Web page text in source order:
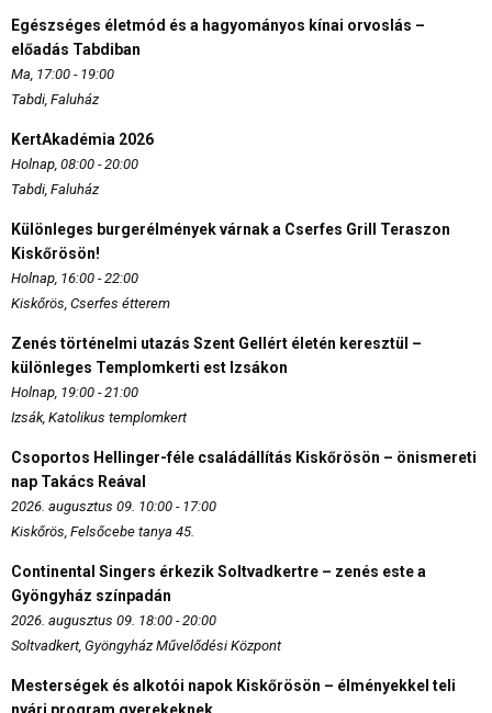
Egészséges életmód és a hagyományos kínai orvoslás –
előadás Tabdiban
Ma, 17:00 - 19:00
Tabdi, Faluház
KertAkadémia 2026
Holnap, 08:00 - 20:00
Tabdi, Faluház
Különleges burgerélmények várnak a Cserfes Grill Teraszon
Kiskőrösön!
Holnap, 16:00 - 22:00
Kiskőrös, Cserfes étterem
Zenés történelmi utazás Szent Gellért életén keresztül –
különleges Templomkerti est Izsákon
Holnap, 19:00 - 21:00
Izsák, Katolikus templomkert
Csoportos Hellinger-féle családállítás Kiskőrösön – önismereti
nap Takács Reával
2026. augusztus 09. 10:00 - 17:00
Kiskőrös, Felsőcebe tanya 45.
Continental Singers érkezik Soltvadkertre – zenés este a
Gyöngyház színpadán
2026. augusztus 09. 18:00 - 20:00
Soltvadkert, Gyöngyház Művelődési Központ
Mesterségek és alkotói napok Kiskőrösön – élményekkel teli